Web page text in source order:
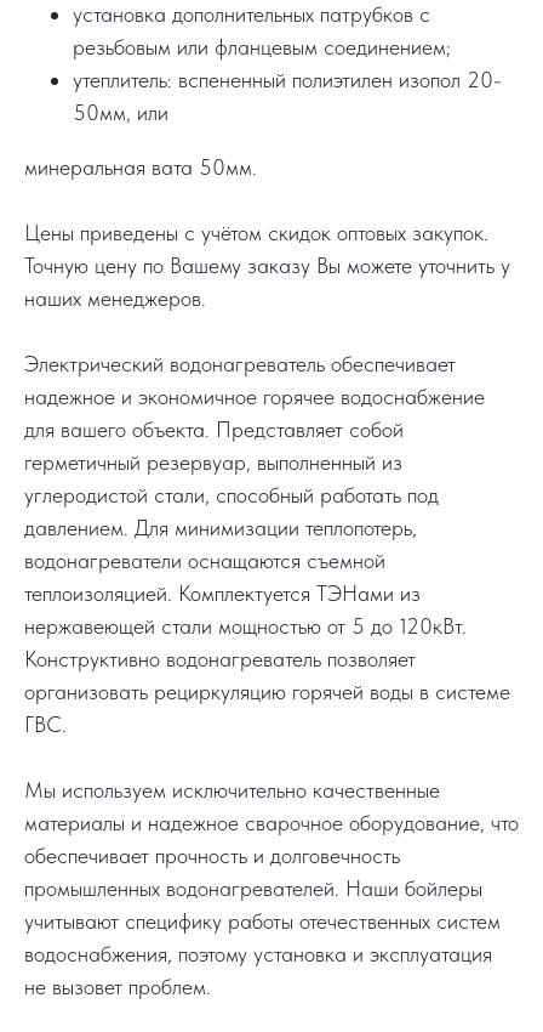
установка дополнительных патрубков с
резьбовым или фланцевым соединением;
утеплитель: вспененный полиэтилен изопол 20-
50мм, или
минеральная вата 50мм.
Цены приведены с учётом скидок оптовых закупок.
Точную цену по Вашему заказу Вы можете уточнить у
наших менеджеров.
Электрический водонагреватель обеспечивает
надежное и экономичное горячее водоснабжение
для вашего объекта. Представляет собой
герметичный резервуар, выполненный из
углеродистой стали, способный работать под
давлением. Для минимизации теплопотерь,
водонагреватели оснащаются съемной
теплоизоляцией. Комплектуется ТЭНами из
нержавеющей стали мощностью от 5 до 120кВт.
Конструктивно водонагреватель позволяет
организовать рециркуляцию горячей воды в системе
ГВС.
Мы используем исключительно качественные
материалы и надежное сварочное оборудование, что
обеспечивает прочность и долговечность
промышленных водонагревателей. Наши бойлеры
учитывают специфику работы отечественных систем
водоснабжения, поэтому установка и эксплуатация
не вызовет проблем.